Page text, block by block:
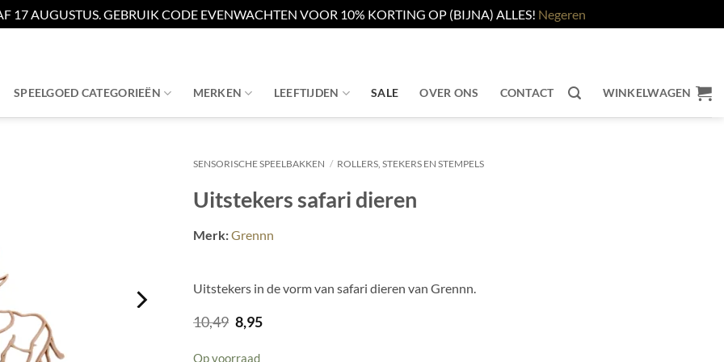
17 AUGUSTUS. GEBRUIK CODE EVENWACHTEN VOOR 10% KORTING OP (BIJNA) ALLES! Negeren
SPEELGOED CATEGORIEËN MERKEN LEEFTIJDEN SALE OVER ONS CONTACT WINKELWAGEN
SENSORISCHE SPEELBAKKEN / ROLLERS, STEKERS EN STEMPELS
Uitstekers safari dieren
Merk:Grennn
Uitstekers in de vorm van safari dieren van Grennn.
10,49 Oorspronkelijke
prijs
was:
8,95Huidige
Op voorraad